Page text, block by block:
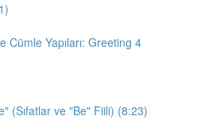
Cümle Yapıları: Greeting 4
(Sıfatlar ve "Be" Fiili) (8:23)